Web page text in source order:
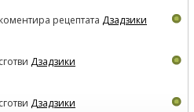
рецептата Дзадзики
Дзадзики
Дзадзики